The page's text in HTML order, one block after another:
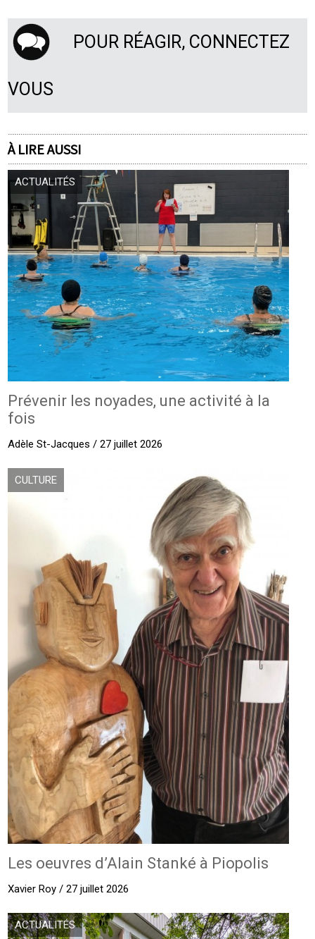
POUR RÉAGIR, CONNECTEZ
VOUS
À LIRE AUSSI
ACTUALITÉS
Prévenir les noyades, une activité à la
fois
Adèle St-Jacques / 27 juillet 2026
CULTURE
Les oeuvres d’Alain Stanké à Piopolis
Xavier Roy / 27 juillet 2026
ACTUALITÉS